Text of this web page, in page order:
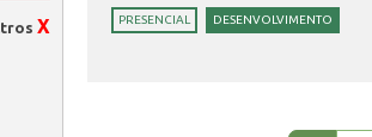
X PRESENCIAL DESENVOLVIMENTO